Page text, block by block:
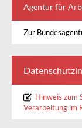
Agentur für
Zur
Hinweis zum
Verarbeitung im